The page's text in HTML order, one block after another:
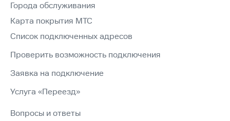
Города обслуживания
Карта покрытия МТС
Список подключенных адресов
Проверить возможность подключения
Заявка на подключение
Услуга «Переезд»
Вопросы и ответы